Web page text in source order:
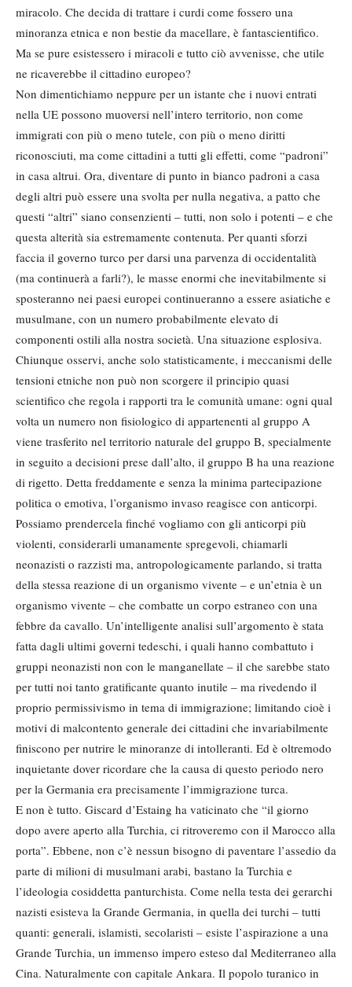
miracolo. Che decida di trattare i curdi come fossero una
minoranza etnica e non bestie da macellare, è fantascientifico.
Ma se pure esistessero i miracoli e tutto ciò avvenisse, che utile
ne ricaverebbe il cittadino europeo?
Non dimentichiamo neppure per un istante che i nuovi entrati
nella UE possono muoversi nell’intero territorio, non come
immigrati con più o meno tutele, con più o meno diritti
riconosciuti, ma come cittadini a tutti gli effetti, come “padroni”
in casa altrui. Ora, diventare di punto in bianco padroni a casa
degli altri può essere una svolta per nulla negativa, a patto che
questi “altri” siano consenzienti – tutti, non solo i potenti – e che
questa alterità sia estremamente contenuta. Per quanti sforzi
faccia il governo turco per darsi una parvenza di occidentalità
(ma continuerà a farli?), le masse enormi che inevitabilmente si
sposteranno nei paesi europei continueranno a essere asiatiche e
musulmane, con un numero probabilmente elevato di
componenti ostili alla nostra società. Una situazione esplosiva.
Chiunque osservi, anche solo statisticamente, i meccanismi delle
tensioni etniche non può non scorgere il principio quasi
scientifico che regola i rapporti tra le comunità umane: ogni qual
volta un numero non fisiologico di appartenenti al gruppo A
viene trasferito nel territorio naturale del gruppo B, specialmente
in seguito a decisioni prese dall’alto, il gruppo B ha una reazione
di rigetto. Detta freddamente e senza la minima partecipazione
politica o emotiva, l’organismo invaso reagisce con anticorpi.
Possiamo prendercela finché vogliamo con gli anticorpi più
violenti, considerarli umanamente spregevoli, chiamarli
neonazisti o razzisti ma, antropologicamente parlando, si tratta
della stessa reazione di un organismo vivente – e un’etnia è un
organismo vivente – che combatte un corpo estraneo con una
febbre da cavallo. Un’intelligente analisi sull’argomento è stata
fatta dagli ultimi governi tedeschi, i quali hanno combattuto i
gruppi neonazisti non con le manganellate – il che sarebbe stato
per tutti noi tanto gratificante quanto inutile – ma rivedendo il
proprio permissivismo in tema di immigrazione; limitando cioè i
motivi di malcontento generale dei cittadini che invariabilmente
finiscono per nutrire le minoranze di intolleranti. Ed è oltremodo
inquietante dover ricordare che la causa di questo periodo nero
per la Germania era precisamente l’immigrazione turca.
E non è tutto. Giscard d’Estaing ha vaticinato che “il giorno
dopo avere aperto alla Turchia, ci ritroveremo con il Marocco alla
porta”. Ebbene, non c’è nessun bisogno di paventare l’assedio da
parte di milioni di musulmani arabi, bastano la Turchia e
l’ideologia cosiddetta panturchista. Come nella testa dei gerarchi
nazisti esisteva la Grande Germania, in quella dei turchi – tutti
quanti: generali, islamisti, secolaristi – esiste l’aspirazione a una
Grande Turchia, un immenso impero esteso dal Mediterraneo alla
Cina. Naturalmente con capitale Ankara. Il popolo turanico in